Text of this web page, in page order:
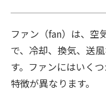
ファン（fan）は、空
で、冷却、換気、送
す。ファンにはいく
特徴が異なります。